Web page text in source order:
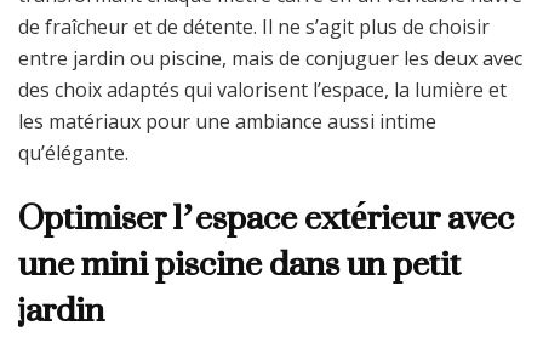
de fraîcheur et de détente. Il ne s’agit plus de choisir
entre jardin ou piscine, mais de conjuguer les deux avec
des choix adaptés qui valorisent l’espace, la lumière et
les matériaux pour une ambiance aussi intime
qu’élégante.
Optimiser l’espace extérieur avec
une mini piscine dans un petit
jardin